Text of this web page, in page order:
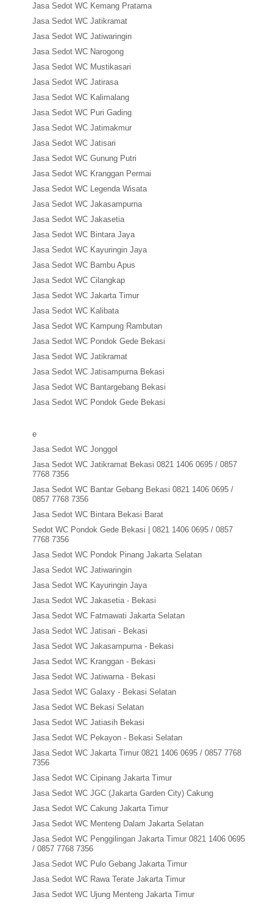
Jasa Sedot WC Kemang Pratama
Jasa Sedot WC Jatikramat
Jasa Sedot WC Jatiwaringin
Jasa Sedot WC Narogong
Jasa Sedot WC Mustikasari
Jasa Sedot WC Jatirasa
Jasa Sedot WC Kalimalang
Jasa Sedot WC Puri Gading
Jasa Sedot WC Jatimakmur
Jasa Sedot WC Jatisari
Jasa Sedot WC Gunung Putri
Jasa Sedot WC Kranggan Permai
Jasa Sedot WC Legenda Wisata
Jasa Sedot WC Jakasampurna
Jasa Sedot WC Jakasetia
Jasa Sedot WC Bintara Jaya
Jasa Sedot WC Kayuringin Jaya
Jasa Sedot WC Bambu Apus
Jasa Sedot WC Cilangkap
Jasa Sedot WC Jakarta Timur
Jasa Sedot WC Kalibata
Jasa Sedot WC Kampung Rambutan
Jasa Sedot WC Pondok Gede Bekasi
Jasa Sedot WC Jatikramat
Jasa Sedot WC Jatisampurna Bekasi
Jasa Sedot WC Bantargebang Bekasi
Jasa Sedot WC Pondok Gede Bekasi
e
Jasa Sedot WC Jonggol
Jasa Sedot WC Jatikramat Bekasi 0821 1406 0695 / 0857
7768 7356
Jasa Sedot WC Bantar Gebang Bekasi 0821 1406 0695 /
0857 7768 7356
Jasa Sedot WC Bintara Bekasi Barat
Sedot WC Pondok Gede Bekasi | 0821 1406 0695 / 0857
7768 7356
Jasa Sedot WC Pondok Pinang Jakarta Selatan
Jasa Sedot WC Jatiwaringin
Jasa Sedot WC Kayuringin Jaya
Jasa Sedot WC Jakasetia - Bekasi
Jasa Sedot WC Fatmawati Jakarta Selatan
Jasa Sedot WC Jatisari - Bekasi
Jasa Sedot WC Jakasampurna - Bekasi
Jasa Sedot WC Kranggan - Bekasi
Jasa Sedot WC Jatiwarna - Bekasi
Jasa Sedot WC Galaxy - Bekasi Selatan
Jasa Sedot WC Bekasi Selatan
Jasa Sedot WC Jatiasih Bekasi
Jasa Sedot WC Pekayon - Bekasi Selatan
Jasa Sedot WC Jakarta Timur 0821 1406 0695 / 0857 7768
7356
Jasa Sedot WC Cipinang Jakarta Timur
Jasa Sedot WC JGC (Jakarta Garden City) Cakung
Jasa Sedot WC Cakung Jakarta Timur
Jasa Sedot WC Menteng Dalam Jakarta Selatan
Jasa Sedot WC Penggilingan Jakarta Timur 0821 1406 0695
/ 0857 7768 7356
Jasa Sedot WC Pulo Gebang Jakarta Timur
Jasa Sedot WC Rawa Terate Jakarta Timur
Jasa Sedot WC Ujung Menteng Jakarta Timur